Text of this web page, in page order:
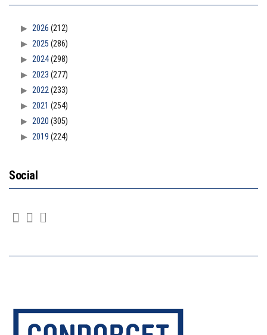
2026 (212)
2025 (286)
2024(298)
2023 (277)
2022(233)
2021 (254)
2020 (305)
2019 (224)
Social